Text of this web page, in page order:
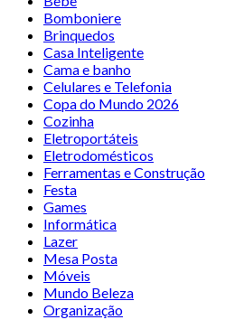
Bomboniere
Brinquedos
Casa Inteligente
Cama e banho
Celulares e Telefonia
Copa do Mundo 2026
Cozinha
Eletroportáteis
Eletrodomésticos
Ferramentas e Construção
Festa
Games
Informática
Lazer
Mesa Posta
Móveis
Mundo Beleza
Organização